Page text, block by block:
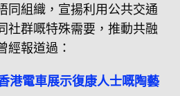
同組織，宣揚利用公共交通
社群嘅特殊需要，推動共融
經報道過：
港電車展示復康人士嘅陶藝